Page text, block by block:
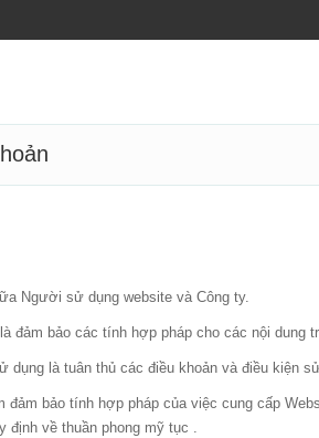
Người sử dụng website và Công ty.
đảm bảo các tính hợp pháp cho các nội dung
dụng là tuân thủ các điều khoản và điều kiện
đảm bảo tính hợp pháp của việc cung cấp
định về thuần phong mỹ tục .